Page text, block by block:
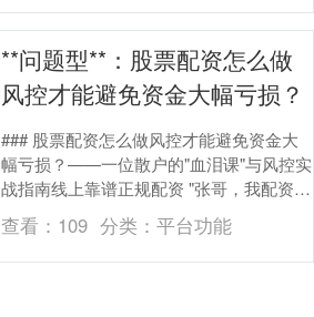
**问题型**：股票配资怎么做
风控才能避免资金大幅亏损？
### 股票配资怎么做风控才能避免资金大
幅亏损？——一位散户的"血泪课"与风控实
战指南线上靠谱正规配资 "张哥，我配资账
户爆仓了！"去年冬天，老同事李阳在电话
里....
查看： 109 分类： 平台功能
3563.12 +47.56 +1.35%